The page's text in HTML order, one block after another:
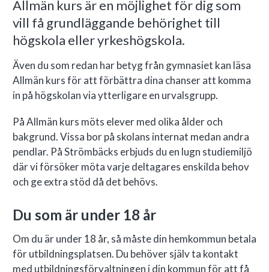
Allmän kurs är en möjlighet för dig som
vill få grundläggande behörighet till
högskola eller yrkeshögskola.
Även du som redan har betyg från gymnasiet kan läsa
Allmän kurs för att förbättra dina chanser att komma
in på högskolan via ytterligare en urvalsgrupp.
På Allmän kurs möts elever med olika ålder och
bakgrund. Vissa bor på skolans internat medan andra
pendlar. På Strömbäcks erbjuds du en lugn studiemiljö
där vi försöker möta varje deltagares enskilda behov
och ge extra stöd då det behövs.
Du som är under 18 år
Om du är under 18 år, så måste din hemkommun betala
för utbildningsplatsen. Du behöver själv ta kontakt
med utbildningsförvaltningen i din kommun för att få